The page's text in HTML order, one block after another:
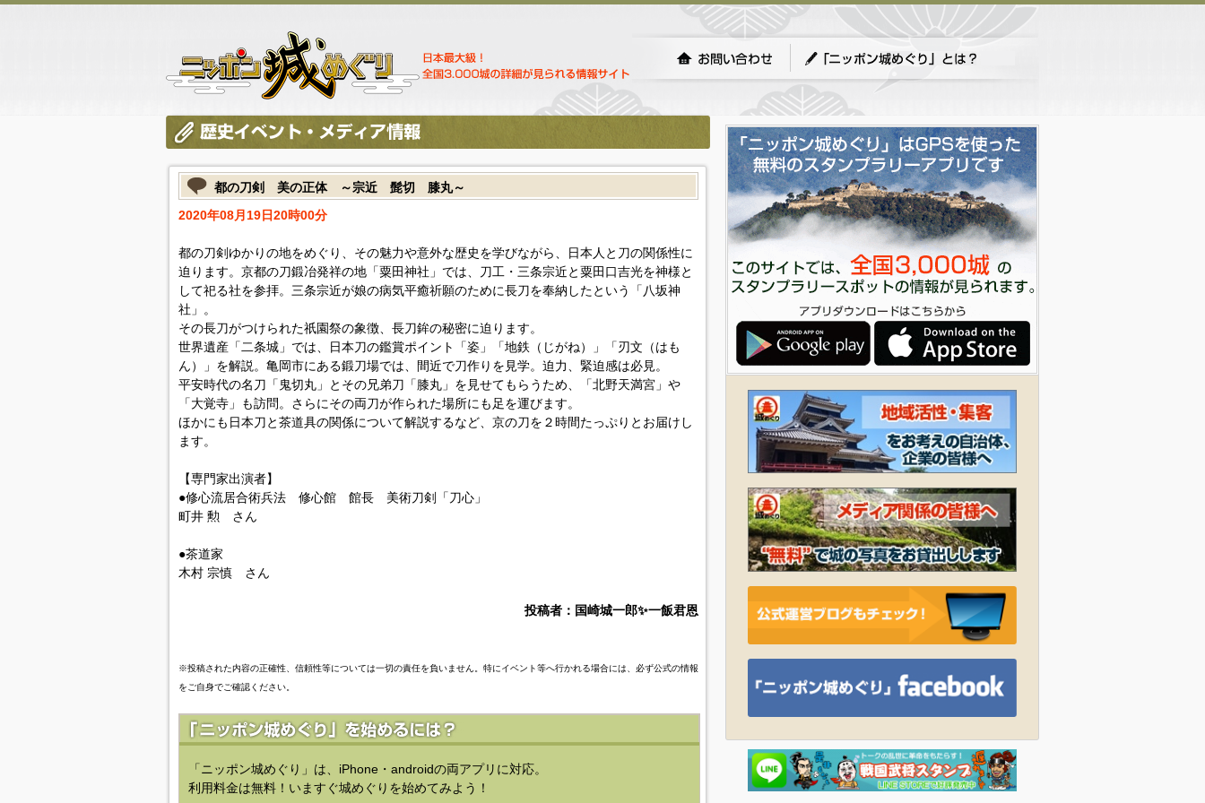
都の刀剣 美の正体 ～宗近 髭切 膝丸～
2020年08月19日20時00分
都の刀剣ゆかりの地をめぐり、その魅力や意外な歴史を学びながら、日本人と刀の関係性に
迫ります。京都の刀鍛冶発祥の地「粟田神社」では、刀工・三条宗近と粟田口吉光を神様と
して祀る社を参拝。三条宗近が娘の病気平癒祈願のために長刀を奉納したという「八坂神
社」。
その長刀がつけられた祇園祭の象徴、長刀鉾の秘密に迫ります。
世界遺産「二条城」では、日本刀の鑑賞ポイント「姿」「地鉄（じがね）」「刃文（はも
ん）」を解説。亀岡市にある鍛刀場では、間近で刀作りを見学。迫力、緊迫感は必見。
平安時代の名刀「鬼切丸」とその兄弟刀「膝丸」を見せてもらうため、「北野天満宮」や
「大覚寺」も訪問。さらにその両刀が作られた場所にも足を運びます。
ほかにも日本刀と茶道具の関係について解説するなど、京の刀を２時間たっぷりとお届けし
ます。
【専門家出演者】
●修心流居合術兵法 修心館 館長 美術刀剣「刀心」
町井 勲 さん
●茶道家
木村 宗慎 さん
投稿者：国崎城一郎✨一飯君恩
※投稿された内容の正確性、信頼性等については一切の責任を負いません。特にイベント等へ行かれる場合には、必ず公式の情報
をご自身でご確認ください。
「ニッポン城めぐり」は、iPhone・androidの両アプリに対応。
利用料金は無料！いますぐ城めぐりを始めてみよう！